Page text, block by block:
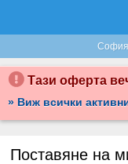
София
Тази оферта
» Виж всички
Поставяне на